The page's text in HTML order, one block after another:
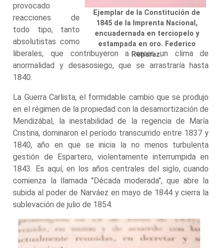
Ejemplar de la Constitución de
1845 de la Imprenta Nacional,
encuadernada en terciopelo y
estampada en oro. Federico
Reparaz.
provocado
reacciones de
todo tipo, tanto
absolutistas como
liberales, que contribuyeron a crear un clima de
anormalidad y desasosiego, que se arrastraría hasta
1840.
La Guerra Carlista, el formidable cambio que se produjo
en el régimen de la propiedad con la desamortización de
Mendizábal, la inestabilidad de la regencia de María
Cristina, dominaron el período transcurrido entre 1837 y
1840, año en que se inicia la no menos turbulenta
gestión de Espartero, violentamente interrumpida en
1843. Es aquí, en los años centrales del siglo, cuando
comienza la llamada "Década moderada", que abre la
subida al poder de Narváez en mayo de 1844 y cierra la
sublevación de julio de 1854.